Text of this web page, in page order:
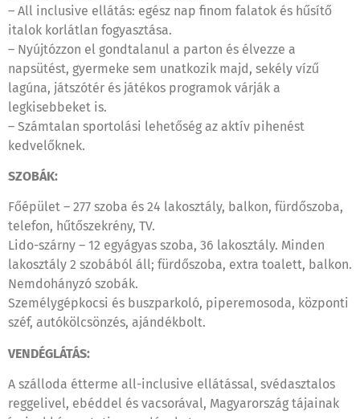
– All inclusive ellátás: egész nap finom falatok és hűsítő
italok korlátlan fogyasztása.
– Nyújtózzon el gondtalanul a parton és élvezze a
napsütést, gyermeke sem unatkozik majd, sekély vízű
lagúna, játszótér és játékos programok várják a
legkisebbeket is.
– Számtalan sportolási lehetőség az aktív pihenést
kedvelőknek.
SZOBÁK:
Főépület – 277 szoba és 24 lakosztály, balkon, fürdőszoba,
telefon, hűtőszekrény, TV.
Lido-szárny – 12 egyágyas szoba, 36 lakosztály. Minden
lakosztály 2 szobából áll; fürdőszoba, extra toalett, balkon.
Nemdohányzó szobák.
Személygépkocsi és buszparkoló, piperemosoda, központi
széf, autókölcsönzés, ajándékbolt.
VENDÉGLÁTÁS:
A szálloda étterme all-inclusive ellátással, svédasztalos
reggelivel, ebéddel és vacsorával, Magyarország tájainak